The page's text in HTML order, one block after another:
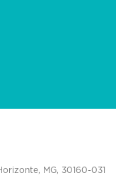
MG, 30160-031